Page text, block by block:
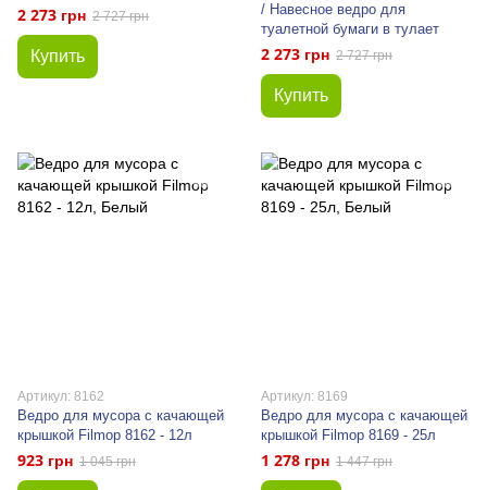
2 273 грн 2 727 грн
Купить
/ Навесное ведро для
туалетной бумаги в тулает
2 273 грн 2 727 грн
Купить
Артикул: 8162
Ведро для мусора с качающей
крышкой Filmop 8162 - 12л
923 грн 1 045 грн
Артикул: 8169
Ведро для мусора с качающей
крышкой Filmop 8169 - 25л
1 278 грн 1 447 грн